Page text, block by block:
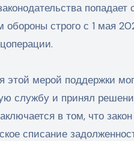
строго с 1 мая
этой мерой поддержки
службу и принял
в том, что
списание